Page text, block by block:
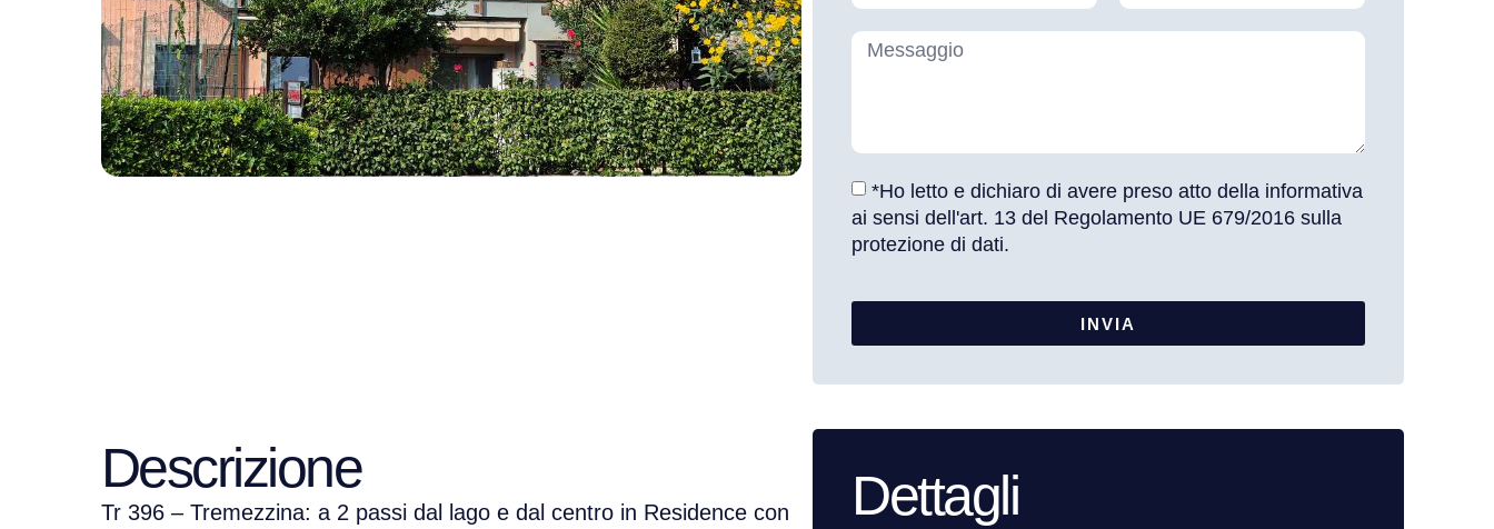
*Ho letto e dichiaro di avere preso atto della informativa
ai sensi dell'art. 13 del Regolamento UE 679/2016 sulla
protezione di dati.
INVIA
Descrizione
Tr 396 – Tremezzina: a 2 passi dal lago e dal centro in Residence con
Dettagli